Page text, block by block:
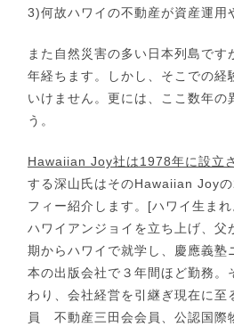
3)何故ハワイの不動産が資産運用
また自然災害の多い日本列島で
年経ちます。しかし、そこでの経
いけません。更には、ここ数年の
う。
Hawaiian Joy社は1978年に設立
する深山氏はそのHawaiian Joy
フィー紹介します。[ハワイ生ま
ハワイアンジョイを立ち上げ、
期からハワイで就学し、慶應義塾
本の出版会社で３年間ほど勤務
わり、会社経営を引継ぎ現在に
員 不動産三田会会員、公認国際